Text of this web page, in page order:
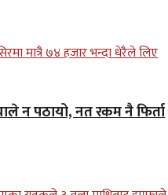
न पठायो, नत रकम नै फिर्ता